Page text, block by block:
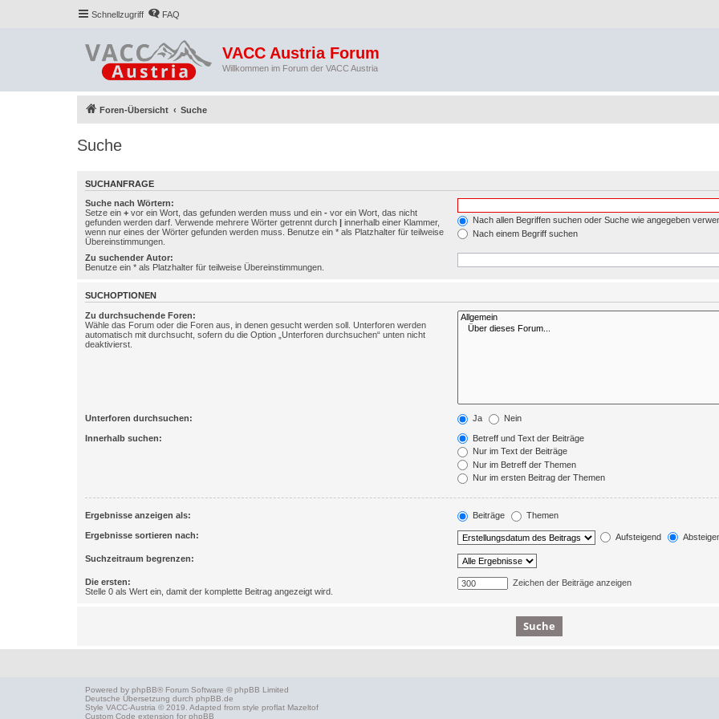
Schnellzugriff FAQ
VACC Austria Forum
Willkommen im Forum der VACC Austria
Foren-Übersicht Suche
Suche
SUCHANFRAGE
Suche nach Wörtern:
Setze ein + vor ein Wort, das gefunden werden muss und ein - vor ein Wort, das nicht
gefunden werden darf. Verwende mehrere Wörter getrennt durch | innerhalb einer Klammer,
wenn nur eines der Wörter gefunden werden muss. Benutze ein * als Platzhalter für teilweise
Übereinstimmungen.
Nach allen Begriffen suchen oder Suche wie angegeben
Nach einem Begriff suchen
Zu suchender Autor:
Benutze ein * als Platzhalter für teilweise Übereinstimmungen.
SUCHOPTIONEN
Zu durchsuchende Foren:
Wähle das Forum oder die Foren aus, in denen gesucht werden soll. Unterforen werden
automatisch mit durchsucht, sofern du die Option „Unterforen durchsuchen“ unten nicht
deaktivierst.
Unterforen durchsuchen: Ja Nein
Innerhalb suchen:
Betreff und Text der Beiträge
Nur im Text der Beiträge
Nur im Betreff der Themen
Nur im ersten Beitrag der Themen
Ergebnisse anzeigen als: Beiträge Themen
Ergebnisse sortieren nach: Aufsteigend
Suchzeitraum begrenzen:
Die ersten:
Stelle 0 als Wert ein, damit der komplette Beitrag angezeigt wird.
Zeichen der Beiträge anzeigen
Powered by phpBB® Forum Software © phpBB Limited
Deutsche Übersetzung durch phpBB.de
Style VACC-Austria © 2019. Adapted from style proflat Mazeltof
Custom Code extension for phpBB